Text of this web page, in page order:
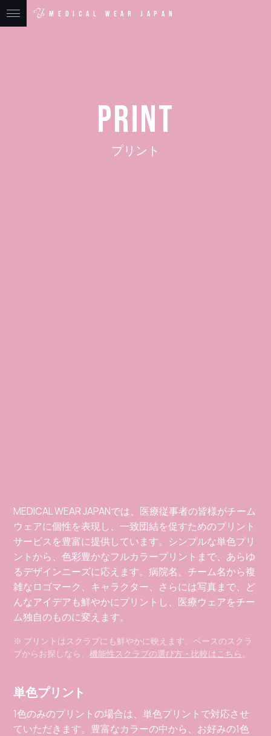
MEDICAL WEAR JAPAN
PRINT
プリント
MEDICAL WEAR JAPANでは、医療従事者の皆様がチーム
ウェアに個性を表現し、一致団結を促すためのプリント
サービスを豊富に提供しています。シンプルな単色プリ
ントから、色彩豊かなフルカラープリントまで、あらゆ
るデザインニーズに応えます。病院名、チーム名から複
雑なロゴマーク、キャラクター、さらには写真まで、ど
んなアイデアも鮮やかにプリントし、医療ウェアをチー
ム独自のものに変えます。
※ プリントはスクラブにも鮮やかに映えます。ベースのスクラ
ブからお探しなら、機能性スクラブの選び方・比較はこちら。
単色プリント
1色のみのプリントの場合は、単色プリントで対応させ
ていただきます。豊富なカラーの中から、お好みの1色